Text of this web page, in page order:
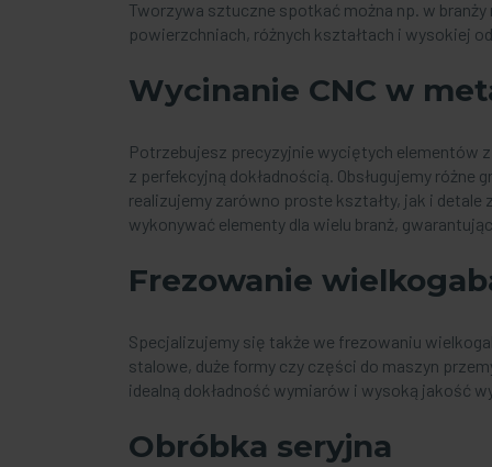
Tworzywa sztuczne spotkać można np. w
powierzchniach, różnych kształtach i wysokiej
Wycinanie CNC w
Potrzebujesz precyzyjnie wyciętych elementów
z perfekcyjną dokładnością. Obsługujemy
realizujemy zarówno proste kształty, jak i
wykonywać elementy dla wielu branż,
Frezowanie
Specjalizujemy się także we frezowaniu
stalowe, duże formy czy części do maszyn
idealną dokładność wymiarów i wysoką jakość
Obróbka seryjna